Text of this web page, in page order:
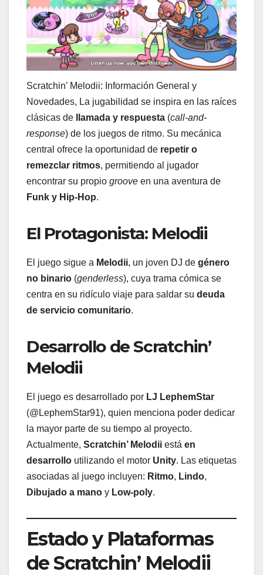
Scratchin’ Melodii: Información General y
Novedades, La jugabilidad se inspira en las raíces
clásicas de
llamada y respuesta (call-and-
response) de los juegos de ritmo. Su mecánica
central ofrece la oportunidad de repetir o
remezclar ritmos, permitiendo al jugador
encontrar su propio groove en una aventura de
Funk y Hip-Hop.
El Protagonista: Melodii
El juego sigue a Melodii, un joven DJ de género
no binario (genderless), cuya trama cómica se
centra en su ridículo viaje para saldar su deuda
de servicio comunitario.
Desarrollo de Scratchin’
Melodii
El juego es desarrollado por LJ LephemStar
(@LephemStar91), quien menciona poder dedicar
la mayor parte de su tiempo al proyecto.
Actualmente, Scratchin’ Melodii está en
desarrollo utilizando el motor Unity. Las etiquetas
asociadas al juego incluyen: Ritmo, Lindo,
Dibujado a mano y Low-poly.
Estado y Plataformas
de Scratchin’ Melodii